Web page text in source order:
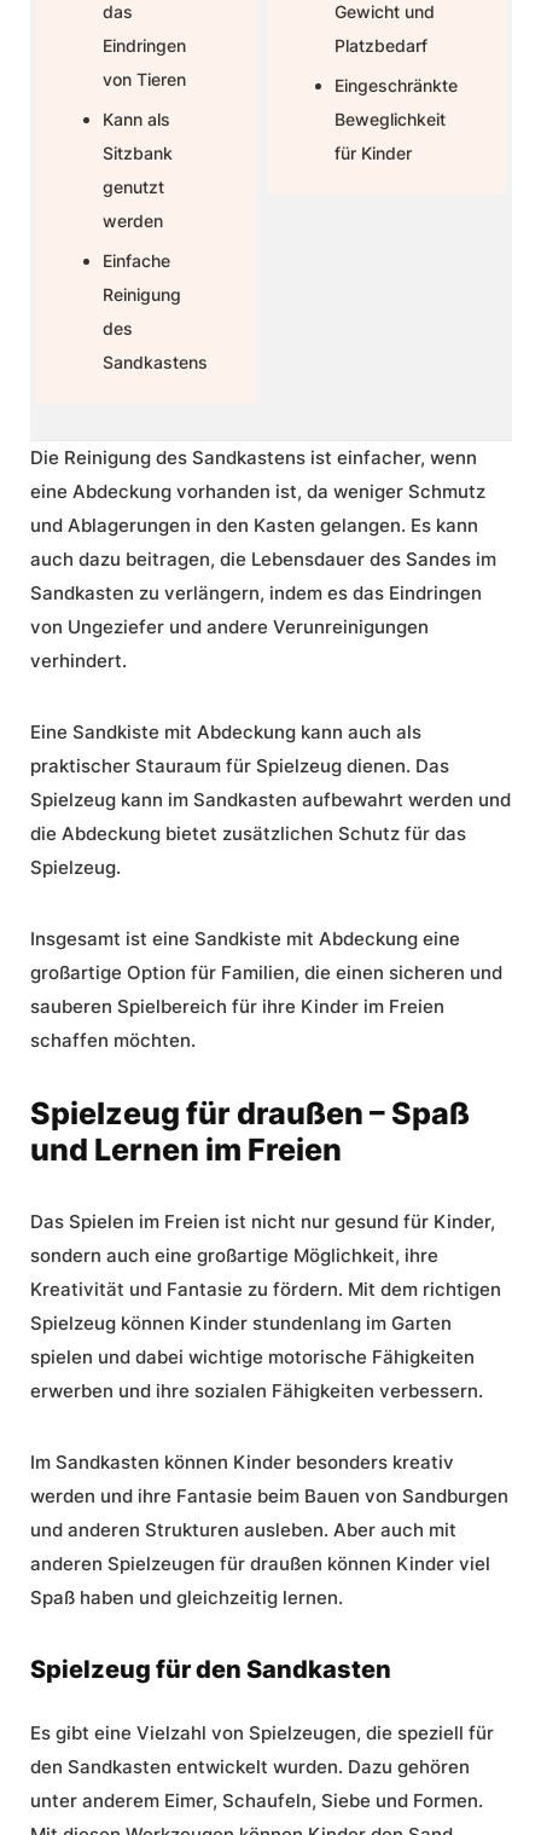
das
Eindringen
von Tieren
Kann als
Sitzbank
genutzt
werden
Einfache
Reinigung
des
Sandkastens
Gewicht und
Platzbedarf
Eingeschränkte
Beweglichkeit
für Kinder
Die Reinigung des Sandkastens ist einfacher, wenn
eine Abdeckung vorhanden ist, da weniger Schmutz
und Ablagerungen in den Kasten gelangen. Es kann
auch dazu beitragen, die Lebensdauer des Sandes im
Sandkasten zu verlängern, indem es das Eindringen
von Ungeziefer und andere Verunreinigungen
verhindert.
Eine Sandkiste mit Abdeckung kann auch als
praktischer Stauraum für Spielzeug dienen. Das
Spielzeug kann im Sandkasten aufbewahrt werden und
die Abdeckung bietet zusätzlichen Schutz für das
Spielzeug.
Insgesamt ist eine Sandkiste mit Abdeckung eine
großartige Option für Familien, die einen sicheren und
sauberen Spielbereich für ihre Kinder im Freien
schaffen möchten.
Spielzeug für draußen – Spaß
und Lernen im Freien
Das Spielen im Freien ist nicht nur gesund für Kinder,
sondern auch eine großartige Möglichkeit, ihre
Kreativität und Fantasie zu fördern. Mit dem richtigen
Spielzeug können Kinder stundenlang im Garten
spielen und dabei wichtige motorische Fähigkeiten
erwerben und ihre sozialen Fähigkeiten verbessern.
Im Sandkasten können Kinder besonders kreativ
werden und ihre Fantasie beim Bauen von Sandburgen
und anderen Strukturen ausleben. Aber auch mit
anderen Spielzeugen für draußen können Kinder viel
Spaß haben und gleichzeitig lernen.
Spielzeug für den Sandkasten
Es gibt eine Vielzahl von Spielzeugen, die speziell für
den Sandkasten entwickelt wurden. Dazu gehören
unter anderem Eimer, Schaufeln, Siebe und Formen.